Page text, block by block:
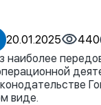
20.01.2025 440
наиболее
виде.